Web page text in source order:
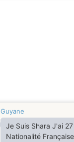
Guyane
Je Suis Shara J'ai
Nationalité Française